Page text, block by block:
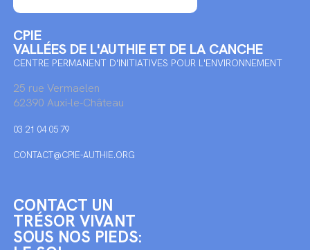
CPIE
VALLÉES DE L'AUTHIE ET DE LA CANCHE
CENTRE PERMANENT D'INITIATIVES POUR L'ENVIRONNEMENT
25 rue Vermaelen
62390 Auxi-le-Château
03 21 04 05 79
CONTACT@CPIE-AUTHIE.ORG
CONTACT UN
TRÉSOR VIVANT
SOUS NOS PIEDS: